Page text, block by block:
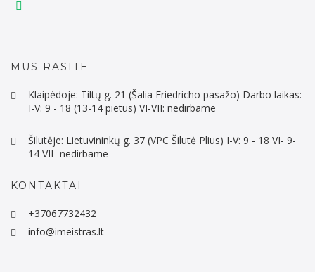
MUS RASITE
Klaipėdoje: Tiltų g. 21 (Šalia Friedricho pasažo) Darbo laikas:
I-V: 9 - 18 (13-14 pietūs) VI-VII: nedirbame
Šilutėje: Lietuvininkų g. 37 (VPC Šilutė Plius) I-V: 9 - 18 VI- 9-
14 VII- nedirbame
KONTAKTAI
+37067732432
info@imeistras.lt